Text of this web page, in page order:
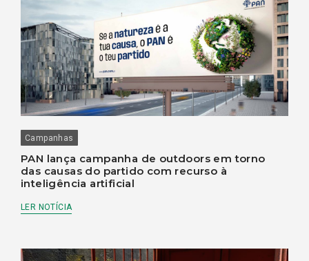
Campanhas
PAN lança campanha de outdoors em torno
das causas do partido com recurso à
inteligência artificial
LER NOTÍCIA